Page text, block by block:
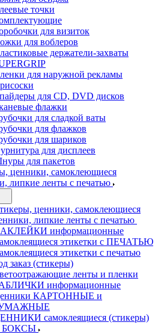
точки
для визиток
для воблеров
держатели-захваты
для наружной рекламы
для CD, DVD дисков
флажки
для сладкой ваты
для флажков
для шариков
для дисплеев
для пакетов
ценники, самоклеющиеся
липкие ленты с печатью
ценники, самоклеющиеся
липкие ленты с печатью
информационные
этикетки с ПЕЧАТЬЮ
этикетки с печатью
заказ (стикеры)
ленты и пленки
информационные
КАРТОННЫЕ и
самоклеящиеся (стикеры)